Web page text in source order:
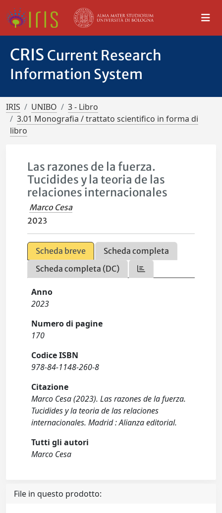
CRIS Current Research
Information System
IRIS UNIBO
3 - Libro
3.01 Monografia / trattato scientifico in forma di
libro
Las razones de la fuerza.
Tucidides y la teoria de las
relaciones internacionales
Marco Cesa
2023
Scheda breve
Scheda completa
Scheda completa (DC)
Anno
2023
Numero di pagine
170
Codice ISBN
978-84-1148-260-8
Citazione
Marco Cesa (2023). Las razones de la fuerza.
Tucidides y la teoria de las relaciones
internacionales. Madrid : Alianza editorial.
Tutti gli autori
Marco Cesa
File in questo prodotto: